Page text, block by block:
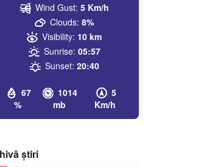
67
%
1014
mb
5
Km/h
Wind Gust: 5 Km/h
Clouds: 8%
Visibility: 10 km
Sunrise: 05:57
Sunset: 20:40
știri